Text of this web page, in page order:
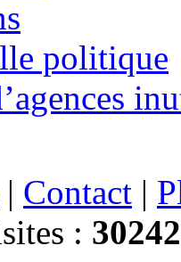
politique
| Contact |
: